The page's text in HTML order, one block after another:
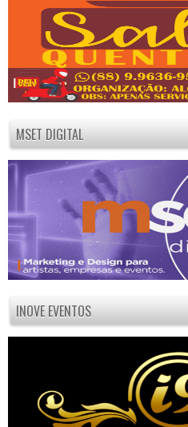
MSET DIGITAL
INOVE EVENTOS